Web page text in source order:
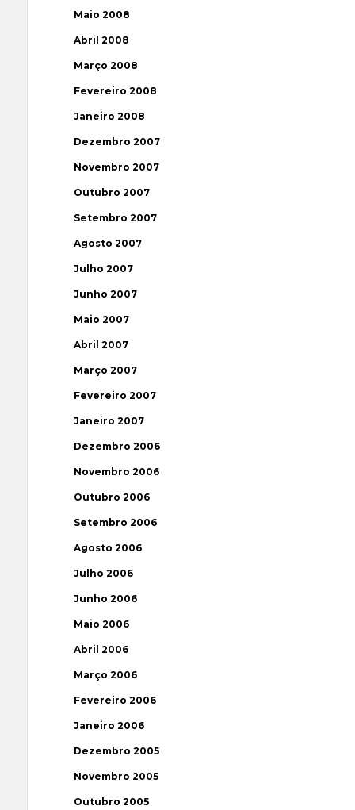
Maio 2008
Abril 2008
Março 2008
Fevereiro 2008
Janeiro 2008
Dezembro 2007
Novembro 2007
Outubro 2007
Setembro 2007
Agosto 2007
Julho 2007
Junho 2007
Maio 2007
Abril 2007
Março 2007
Fevereiro 2007
Janeiro 2007
Dezembro 2006
Novembro 2006
Outubro 2006
Setembro 2006
Agosto 2006
Julho 2006
Junho 2006
Maio 2006
Abril 2006
Março 2006
Fevereiro 2006
Janeiro 2006
Dezembro 2005
Novembro 2005
Outubro 2005